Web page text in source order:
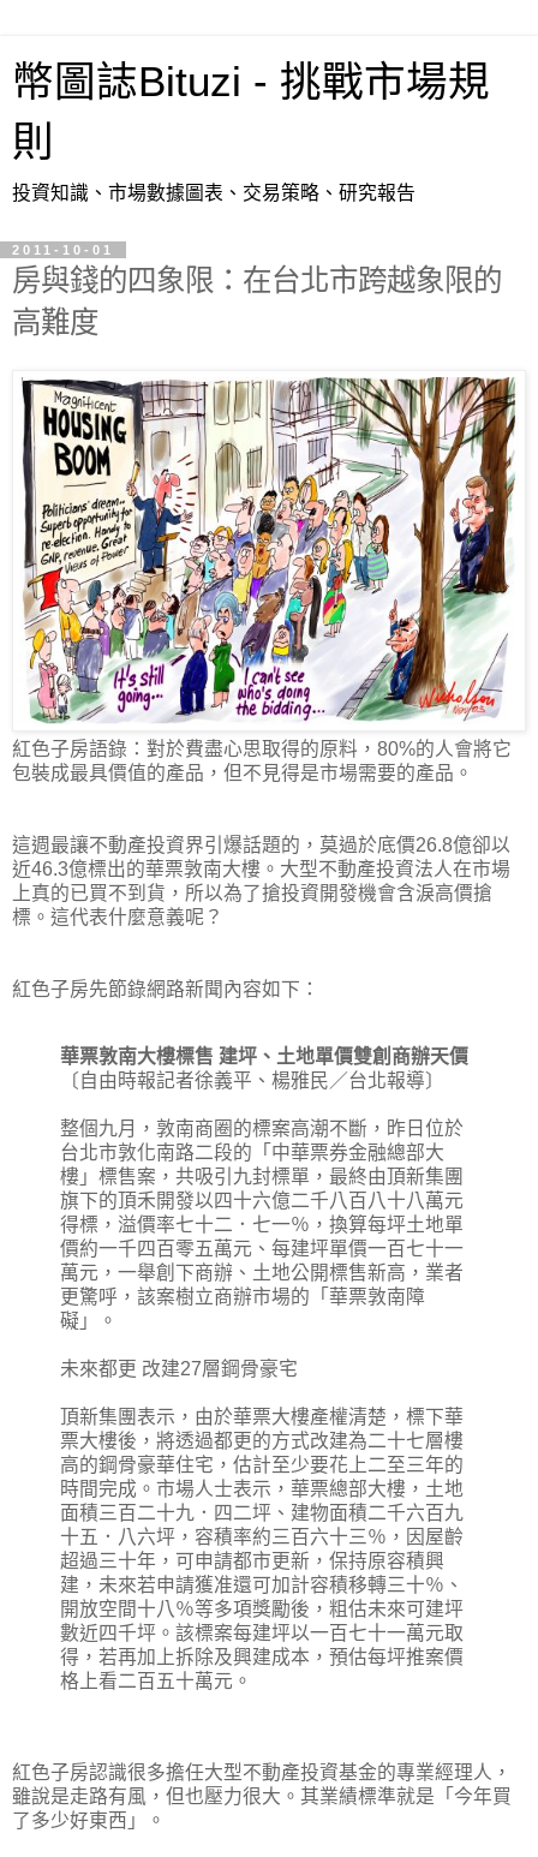
幣圖誌Bituzi - 挑戰市場規
則
投資知識、市場數據圖表、交易策略、研究報告
2011-10-01
房與錢的四象限：在台北市跨越象限的
高難度
紅色子房語錄：對於費盡心思取得的原料，80%的人會將它
包裝成最具價值的產品，但不見得是市場需要的產品。
這週最讓不動產投資界引爆話題的，莫過於底價26.8億卻以
近46.3億標出的華票敦南大樓。大型不動產投資法人在市場
上真的已買不到貨，所以為了搶投資開發機會含淚高價搶
標。這代表什麼意義呢？
紅色子房先節錄網路新聞內容如下：
華票敦南大樓標售 建坪、土地單價雙創商辦天價
〔自由時報記者徐義平、楊雅民／台北報導〕
整個九月，敦南商圈的標案高潮不斷，昨日位於
台北市敦化南路二段的「中華票券金融總部大
樓」標售案，共吸引九封標單，最終由頂新集團
旗下的頂禾開發以四十六億二千八百八十八萬元
得標，溢價率七十二．七一％，換算每坪土地單
價約一千四百零五萬元、每建坪單價一百七十一
萬元，一舉創下商辦、土地公開標售新高，業者
更驚呼，該案樹立商辦市場的「華票敦南障
礙」。
未來都更 改建27層鋼骨豪宅
頂新集團表示，由於華票大樓產權清楚，標下華
票大樓後，將透過都更的方式改建為二十七層樓
高的鋼骨豪華住宅，估計至少要花上二至三年的
時間完成。市場人士表示，華票總部大樓，土地
面積三百二十九．四二坪、建物面積二千六百九
十五．八六坪，容積率約三百六十三％，因屋齡
超過三十年，可申請都市更新，保持原容積興
建，未來若申請獲准還可加計容積移轉三十％、
開放空間十八％等多項獎勵後，粗估未來可建坪
數近四千坪。該標案每建坪以一百七十一萬元取
得，若再加上拆除及興建成本，預估每坪推案價
格上看二百五十萬元。
紅色子房認識很多擔任大型不動產投資基金的專業經理人，
雖說是走路有風，但也壓力很大。其業績標準就是「今年買
了多少好東西」。